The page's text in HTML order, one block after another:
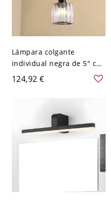
Lámpara colgante
individual negra de 5" con
pantalla cilíndrica de
vidrio acanalado y soporte
124,92 €